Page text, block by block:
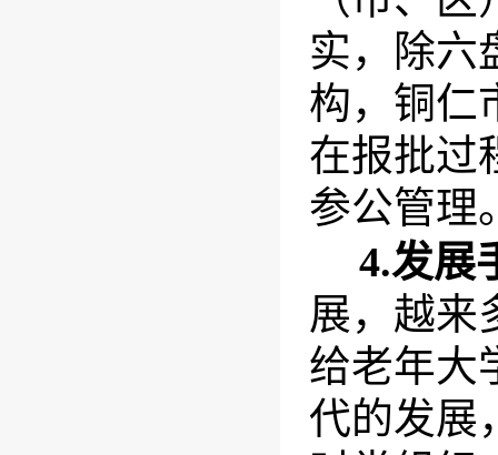
实，除六
构，铜仁
在报批过
参公管理
4.发展
展，越来
给老年大
代的发展